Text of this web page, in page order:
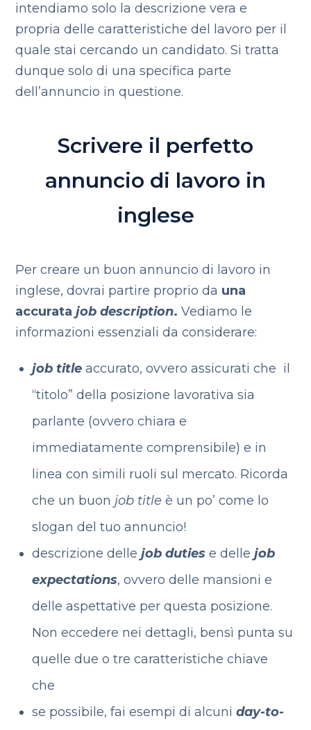
intendiamo solo la descrizione vera e
propria delle caratteristiche del lavoro per il
quale stai cercando un candidato. Si tratta
dunque solo di una specifica parte
dell’annuncio in questione.
Scrivere il perfetto
annuncio di lavoro in
inglese
Per creare un buon annuncio di lavoro in
inglese, dovrai partire proprio da una
accuratajob description.Vediamo le
informazioni essenziali da considerare:
job titleaccurato, ovvero assicurati che il
“titolo” della posizione lavorativa sia
parlante (ovvero chiara e
immediatamente comprensibile) e in
linea con simili ruoli sul mercato. Ricorda
che un buon job title è un po’ come lo
slogan del tuo annuncio!
descrizione delle job duties e delle job
expectations, ovvero delle mansioni e
delle aspettative per questa posizione.
Non eccedere nei dettagli, bensì punta su
quelle due o tre caratteristiche chiave
che
se possibile, fai esempi di alcuni day-to-